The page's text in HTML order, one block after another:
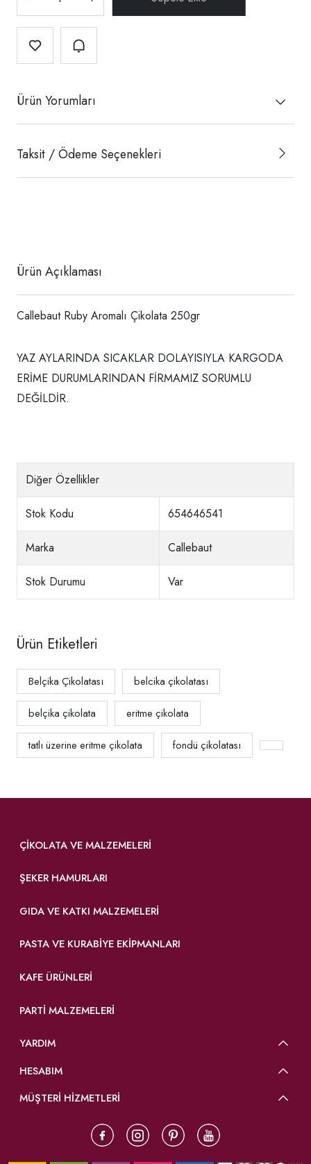
Ürün Yorumları
Taksit / Ödeme Seçenekleri
Ürün Açıklaması
Callebaut Ruby Aromalı Çikolata 250gr
YAZ AYLARINDA SICAKLAR DOLAYISIYLA KARGODA
ERİME DURUMLARINDAN FİRMAMIZ SORUMLU
DEĞİLDİR.
Diğer Özellikler
Stok Kodu 654646541
Marka Callebaut
Stok Durumu Var
Ürün Etiketleri
Belçika Çikolatası belcika çikolatası
belçika çikolata eritme çikolata
tatlı üzerine eritme çikolata fondü çikolatası
ÇIKOLATA VE MALZEMELERI
ŞEKER HAMURLARI
GIDA VE KATKI MALZEMELERI
PASTA VE KURABIYE EKIPMANLARI
KAFE ÜRÜNLERI
PARTI MALZEMELERI
YARDIM
HESABIM
MÜŞTERİ HİZMETLERİ